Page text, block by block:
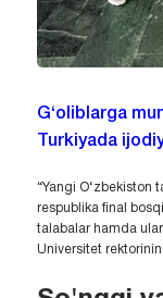
G‘oliblarga
Turkiyada
“Yangi O‘zbekiston
respublika final
talabalar hamda
Universitet